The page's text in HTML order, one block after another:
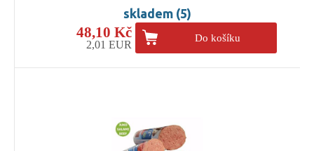
skladem (5)
48,10 Kč
2,01 EUR
Do košíku